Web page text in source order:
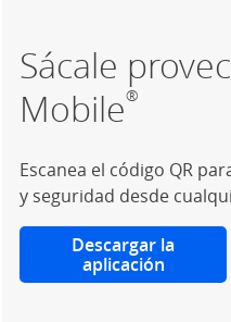
Sácale
Mobile®
Escanea el código QR
y seguridad desde
Descargar la
aplicación